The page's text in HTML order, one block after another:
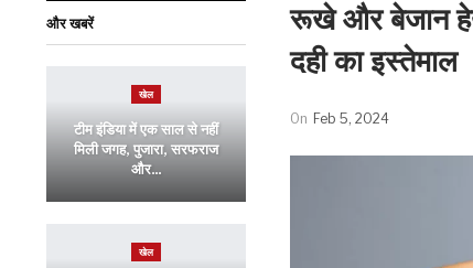
रूखे और बेजान
दही का इस्तेमाल
On Feb 5, 2024
और खबरें
खेल
टीम इंडिया में एक साल से नहीं
मिली जगह, पुजारा, सरफराज
और…
खेल